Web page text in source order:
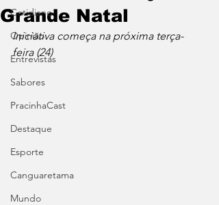
Cotidiano
Opinião
Entrevistas
Sabores
PracinhaCast
Destaque
Esporte
Canguaretama
Mundo
Grande Natal
Iniciativa começa na próxima terça-
feira (24)